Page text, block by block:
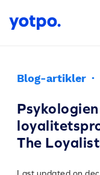
Blog-artikler ·
The